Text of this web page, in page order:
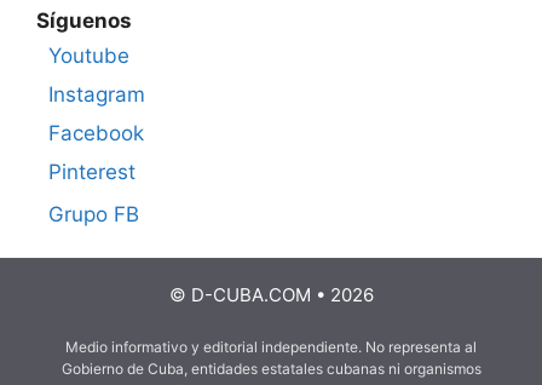
Síguenos
Youtube
Instagram
Facebook
Pinterest
Grupo FB
© D-CUBA.COM • 2026
Medio informativo y editorial independiente. No representa al
Gobierno de Cuba, entidades estatales cubanas ni organismos